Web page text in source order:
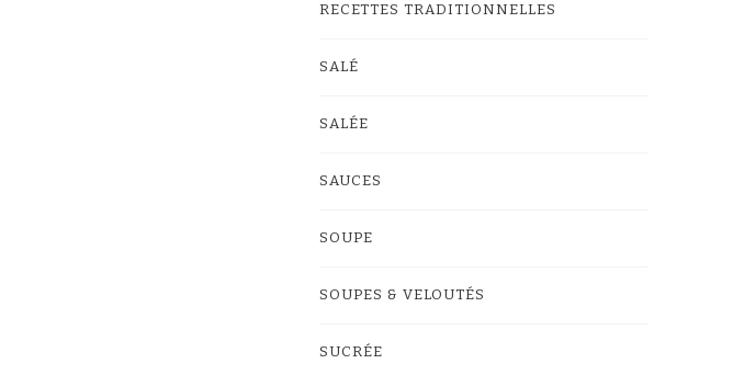
RECETTES TRADITIONNELLES
SALÉ
SALÉE
SAUCES
SOUPE
SOUPES & VELOUTÉS
SUCRÉE